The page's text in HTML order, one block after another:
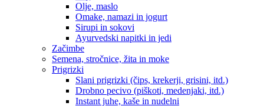
Olje, maslo
Omake, namazi in jogurt
Sirupi in sokovi
Ayurvedski napitki in jedi
Začimbe
Semena, stročnice, žita in moke
Prigrizki
Slani prigrizki (čips, krekerji, grisini, itd.)
Drobno pecivo (piškoti, medenjaki, itd.)
Instant juhe, kaše in nudelni